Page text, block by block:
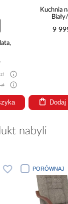
Kuchnia
9
nabyli
PORÓWNAJ